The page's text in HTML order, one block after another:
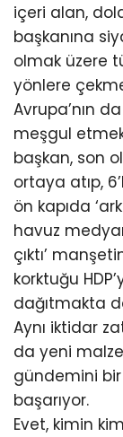
içeri alan,
başkanına
olmak üzere
yönlere
Avrupa’nın
meşgul
başkan, son
ortaya atıp,
ön kapıda
havuz
çıktı’
korktuğu
dağıtmakta
Aynı iktidar
da yeni
gündemini
başarıyor.
Evet, kimin